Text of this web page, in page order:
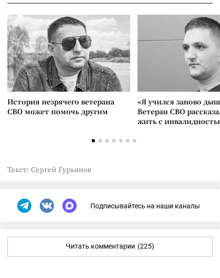
История незрячего ветерана
СВО может помочь другим
«Я учился заново
Ветеран СВО
жить с
Текст: Сергей Гурьянов
Подписывайтесь на наши каналы
Читать комментарии (225)